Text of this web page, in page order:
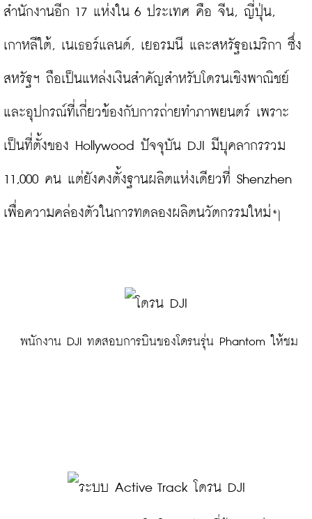
สำนักงานอีก 17 แห่งใน 6 ประเทศ คือ จีน, ญี่ปุ่น,
เกาหลีใต้, เนเธอร์แลนด์, เยอรมนี และสหรัฐอเมริกา ซึ่ง
สหรัฐฯ ถือเป็นแหล่งเงินสำคัญสำหรับโดรนเชิงพาณิชย์
และอุปกรณ์ที่เกี่ยวข้องกับการถ่ายทำภาพยนตร์ เพราะ
เป็นที่ตั้งของ Hollywood ปัจจุบัน DJI มีบุคลากรรวม
11,000 คน แต่ยังคงตั้งฐานผลิตแห่งเดียวที่ Shenzhen
เพื่อความคล่องตัวในการทดลองผลิตนวัตกรรมใหม่ๆ
พนักงาน DJI ทดสอบการบินของโดรนรุ่น Phantom ให้ชม